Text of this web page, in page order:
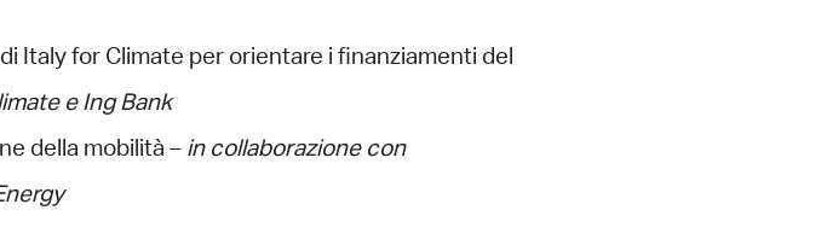
Italy for Climate per orientare i finanziamenti del
e Ing Bank
della mobilità – in collaborazione con